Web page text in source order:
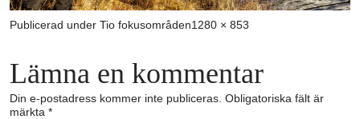
Publicerad under Tio fokusområdenFull
1280 × 853
Lämna en kommentar
Din e-postadress kommer inte publiceras. Obligatoriska fält är
märkta *